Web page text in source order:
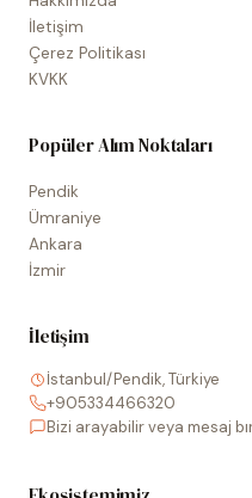
İletişim
Çerez Politikası
KVKK
Popüler Alım Noktaları
Pendik
Ümraniye
Ankara
İzmir
İletişim
İstanbul/Pendik, Türkiye
+905334466320
Bizi arayabilir veya mesaj